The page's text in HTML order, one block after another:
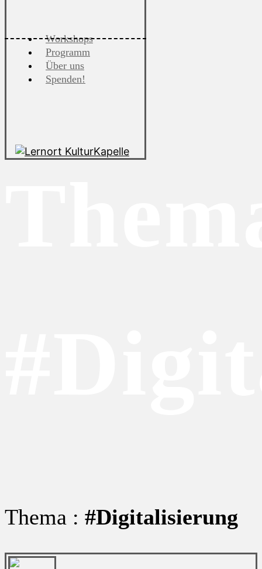
Workshops
Programm
Über uns
Spenden!
Thema : #Digitalisierung